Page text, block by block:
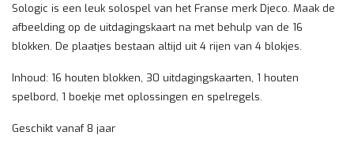
Sologic is een leuk solospel van het Franse merk Djeco. Maak de
afbeelding op de uitdagingskaart na met behulp van de 16
blokken. De plaatjes bestaan altijd uit 4 rijen van 4 blokjes.
Inhoud: 16 houten blokken, 30 uitdagingskaarten, 1 houten
spelbord, 1 boekje met oplossingen en spelregels.
Geschikt vanaf 8 jaar